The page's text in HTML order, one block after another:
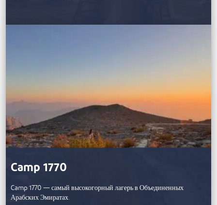
Camp 1770
Camp 1770 — самый высокогорный лагерь в Объединенных
Арабских Эмиратах.